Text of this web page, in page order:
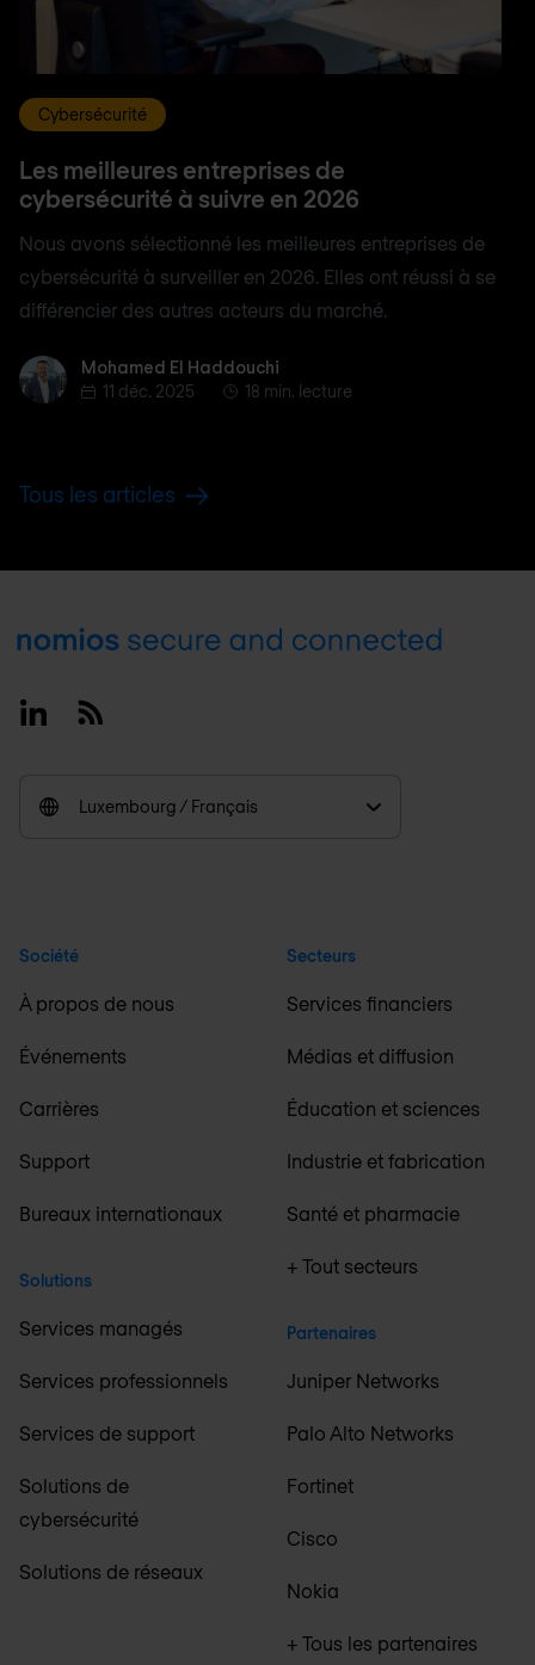
Cybersécurité
Les meilleures entreprises de
cybersécurité à suivre en 2026
Nous avons sélectionné les meilleures entreprises de
cybersécurité à surveiller en 2026. Elles ont réussi à se
différencier des autres acteurs du marché.
Mohamed El Haddouchi
Mohamed El Haddouchi
11 déc. 2025
18 min. lecture
Tous les articles
Footer
LinkedinRSS
Luxembourg / Français
Société
À propos de nous
Événements
Carrières
Support
Bureaux internationaux
Solutions
Services managés
Services professionnels
Services de support
Solutions de
cybersécurité
Solutions de réseaux
Secteurs
Services financiers
Médias et diffusion
Éducation et sciences
Industrie et fabrication
Santé et pharmacie
+ Tout secteurs
Partenaires
Juniper Networks
Palo Alto Networks
Fortinet
Cisco
Nokia
+ Tous les partenaires